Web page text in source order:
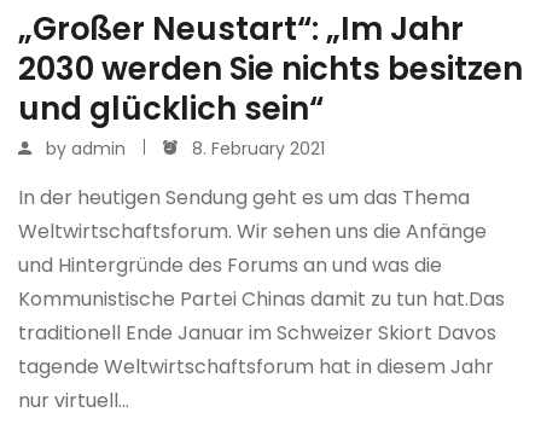
„Großer Neustart“: „Im Jahr
2030 werden Sie nichts besitzen
und glücklich sein“
by admin 8. February 2021
In der heutigen Sendung geht es um das Thema
Weltwirtschaftsforum. Wir sehen uns die Anfänge
und Hintergründe des Forums an und was die
Kommunistische Partei Chinas damit zu tun hat.Das
traditionell Ende Januar im Schweizer Skiort Davos
tagende Weltwirtschaftsforum hat in diesem Jahr
nur virtuell…